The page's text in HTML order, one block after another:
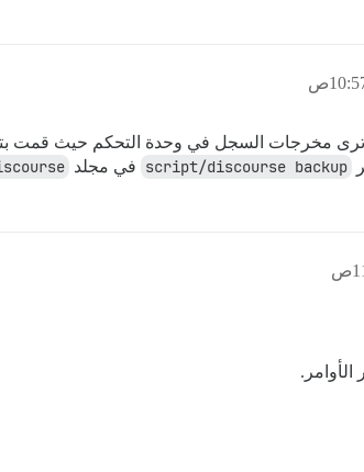
script/discourse backup في مجلد